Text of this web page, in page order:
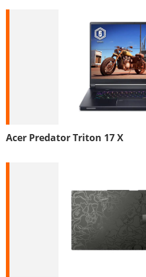
Acer Predator Triton 17 X